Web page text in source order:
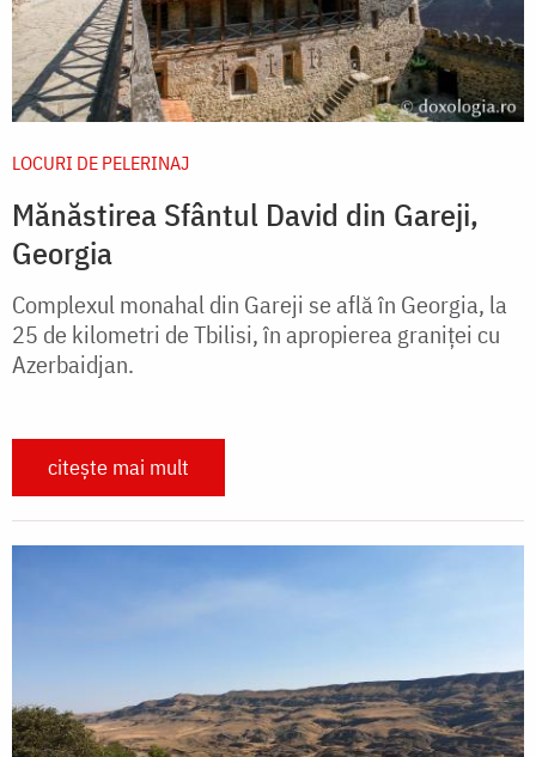
LOCURI DE PELERINAJ
Mănăstirea Sfântul David din Gareji,
Georgia
Complexul monahal din Gareji se află în Georgia, la
25 de kilometri de Tbilisi, în apropierea graniței cu
Azerbaidjan.
citește mai mult